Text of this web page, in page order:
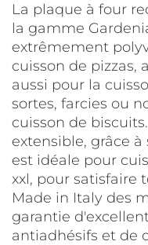
La plaque à four
la gamme
extrêmement
cuisson de pizzas,
aussi pour la
sortes, farcies ou
cuisson de
extensible, grâce
est idéale pour
xxl, pour satisfaire
Made in Italy des
garantie
antiadhésifs et de